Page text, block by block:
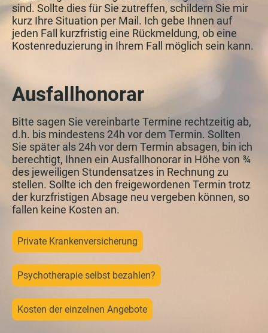
sind. Sollte dies für Sie zutreffen, schildern Sie mir
kurz Ihre Situation per Mail. Ich gebe Ihnen auf
jeden Fall kurzfristig eine Rückmeldung, ob eine
Kostenreduzierung in Ihrem Fall möglich sein kann.
Ausfallhonorar
Bitte sagen Sie vereinbarte Termine rechtzeitig ab,
d.h. bis mindestens 24h vor dem Termin. Sollten
Sie später als 24h vor dem Termin absagen, bin ich
berechtigt, Ihnen ein Ausfallhonorar in Höhe von ¾
des jeweiligen Stundensatzes in Rechnung zu
stellen. Sollte ich den freigewordenen Termin trotz
der kurzfristigen Absage neu vergeben können, so
fallen keine Kosten an.
Private Krankenversicherung
Psychotherapie selbst bezahlen?
Kosten der einzelnen Angebote